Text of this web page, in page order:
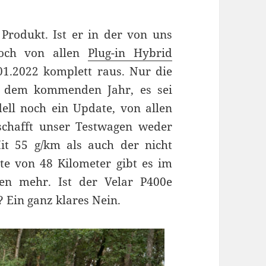
Produkt. Ist er in der von uns
von allenPlug-in Hybrid
komplett raus. Nur die
kommenden Jahr, es sei
noch ein Update, von allen
unser Testwagen weder
55 g/km als auch der nicht
von 48 Kilometer gibt es im
mehr. Ist der Velar P400e
Ein ganz klares Nein.